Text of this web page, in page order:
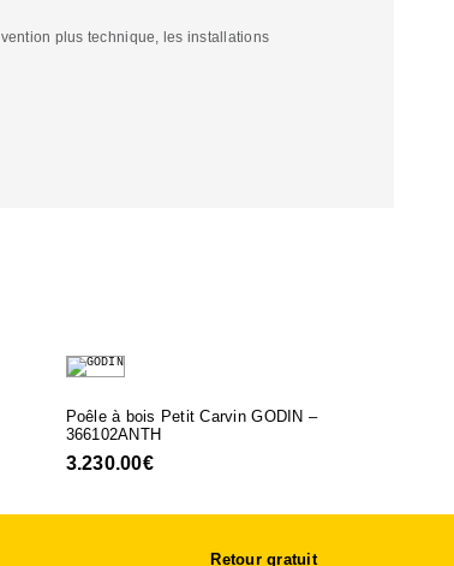
plus technique, les installations
Poêle à bois Petit Carvin GODIN –
366102ANTH
3.230.00€
Retour gratuit